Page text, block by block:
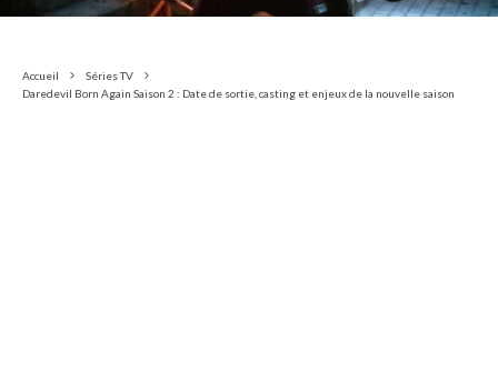
Accueil
Séries TV
Daredevil Born Again Saison 2 : Date de sortie, casting et enjeux de la nouvelle saison